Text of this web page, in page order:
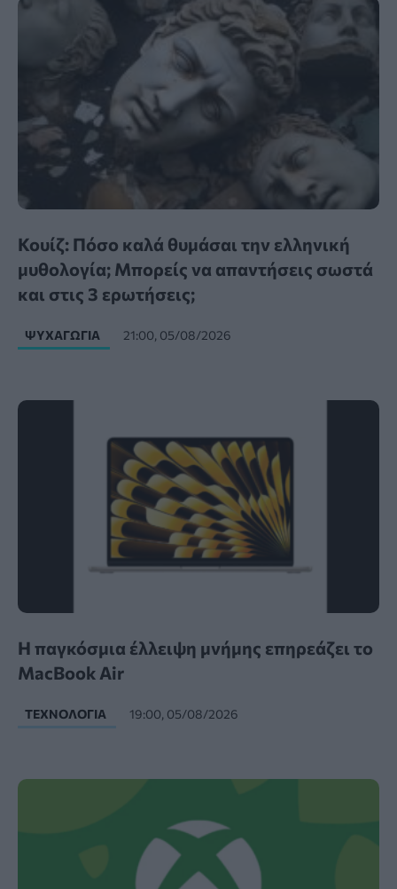
Κουίζ: Πόσο καλά θυμάσαι την ελληνική
μυθολογία; Μπορείς να απαντήσεις σωστά
και στις 3 ερωτήσεις;
ΨΥΧΑΓΩΓΊΑ 21:00, 05/08/2026
Η παγκόσμια έλλειψη μνήμης επηρεάζει το
MacBook Air
ΤΕΧΝΟΛΟΓΊΑ 19:00, 05/08/2026